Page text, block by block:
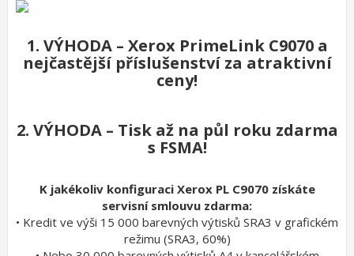
1. VÝHODA – Xerox PrimeLink C9070 a
nejčastější příslušenství za atraktivní
ceny!
2. VÝHODA – Tisk až na půl roku zdarma
s FSMA!
K jakékoliv konfiguraci Xerox PL C9070 získáte
servisní smlouvu zdarma:
• Kredit ve výši 15 000 barevných výtisků SRA3 v grafickém
režimu (SRA3, 60%)